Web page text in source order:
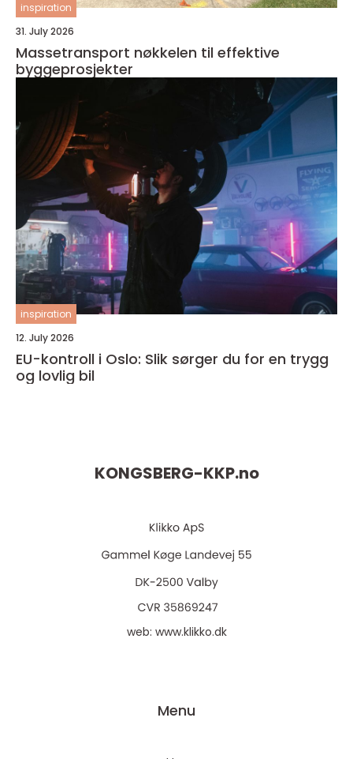
inspiration
31. July 2026
Massetransport nøkkelen til effektive
byggeprosjekter
inspiration
12. July 2026
EU-kontroll i Oslo: Slik sørger du for en trygg
og lovlig bil
KONGSBERG-KKP.no
web: www.klikko.dk
Menu